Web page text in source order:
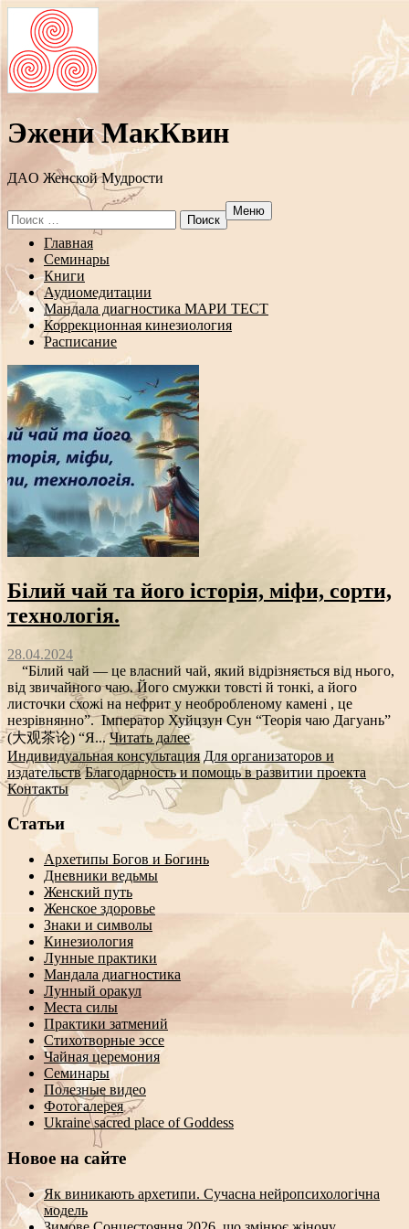
Эжени МакКвин
ДAO Женской Мудрости
Search
for:
Меню
Перейти
содержанию
Главная
Семинары
Книги
Аудиомедитации
Мандала диагностика МАРИ ТЕСТ
Коррекционная кинезиология
Расписание
Білий чай та його історія, міфи, сорти,
технологія.
28.04.2024
“Білий чай — це власний чай, який відрізняється від нього,
від звичайного чаю. Його смужки товсті й тонкі, а його
листочки схожі на нефрит у необробленому камені , це
незрівнянно”. Імператор Хуйцзун Сун “Теорія чаю Дагуань”
(大观茶论) “Я...Читать далее
Индивидуальная консультация Для организаторов и
издательств Благодарность и помощь в развитии проекта
Контакты
Статьи
Архетипы Богов и Богинь
Дневники ведьмы
Женский путь
Женское здоровье
Знаки и символы
Кинезиология
Лунные практики
Мандала диагностика
Лунный оракул
Места силы
Практики затмений
Стихотворные эссе
Чайная церемония
Семинары
Полезные видео
Фотогалерея
Ukraine sacred place of Goddess
Новое на сайте
Як виникають архетипи. Сучасна нейропсихологічна
модель